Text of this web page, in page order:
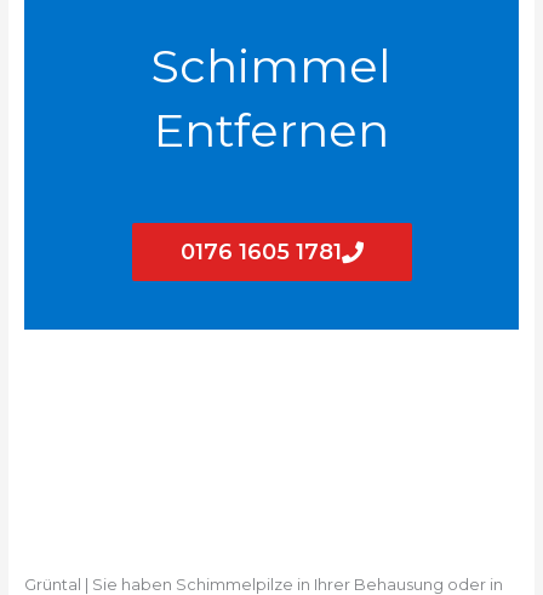
Schimmel
Entfernen
0176 1605 1781
Grüntal | Sie haben Schimmelpilze in Ihrer Behausung oder in